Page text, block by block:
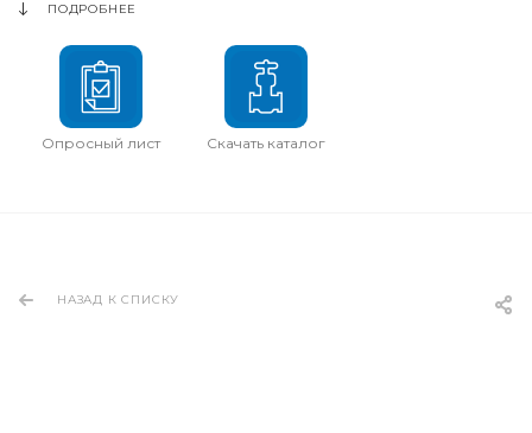
ПОДРОБНЕЕ
Опросный лист Скачать каталог
НАЗАД К СПИСКУ